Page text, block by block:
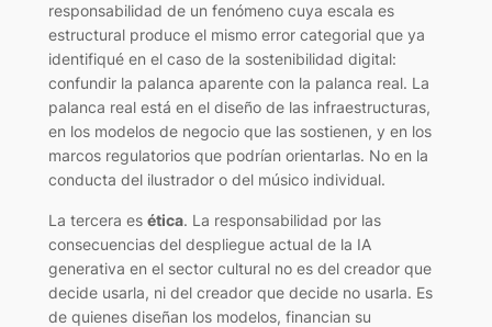
responsabilidad de un fenómeno cuya escala es
estructural produce el mismo error categorial que ya
identifiqué en el caso de la sostenibilidad digital:
confundir la palanca aparente con la palanca real. La
palanca real está en el diseño de las infraestructuras,
en los modelos de negocio que las sostienen, y en los
marcos regulatorios que podrían orientarlas. No en la
conducta del ilustrador o del músico individual.
La tercera es ética. La responsabilidad por las
consecuencias del despliegue actual de la IA
generativa en el sector cultural no es del creador que
decide usarla, ni del creador que decide no usarla. Es
de quienes diseñan los modelos, financian su